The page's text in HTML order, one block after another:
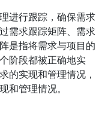
进行跟踪，确保需求
需求跟踪矩阵、需求
是指将需求与项目的
阶段都被正确地实
的实现和管理情况，
和管理情况。